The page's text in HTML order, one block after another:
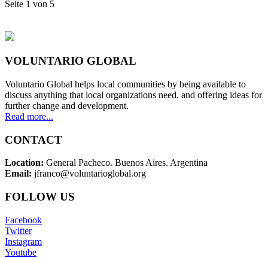
Seite 1 von 5
VOLUNTARIO GLOBAL
Voluntario Global helps local communities by being available to
discuss anything that local organizations need, and offering ideas for
further change and development.
Read more...
CONTACT
Location: General Pacheco. Buenos Aires. Argentina
Email: jfranco@voluntarioglobal.org
FOLLOW US
Facebook
Twitter
Instagram
Youtube